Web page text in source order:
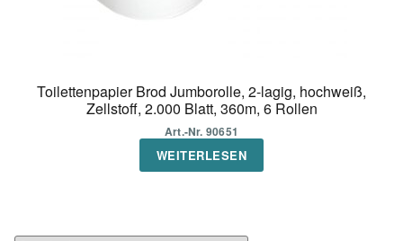
Toilettenpapier Brod Jumborolle, 2-lagig, hochweiß,
Zellstoff, 2.000 Blatt, 360m, 6 Rollen
Art.-Nr. 90651
WEITERLESEN